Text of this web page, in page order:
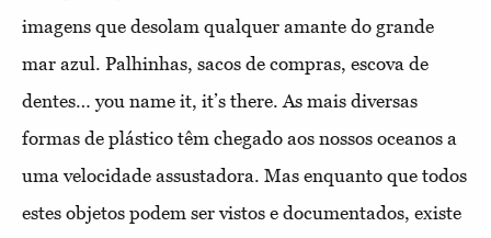
imagens que desolam qualquer amante do grande
mar azul. Palhinhas, sacos de compras, escova de
dentes… you name it, it’s there. As mais diversas
formas de plástico têm chegado aos nossos oceanos a
uma velocidade assustadora. Mas enquanto que todos
estes objetos podem ser vistos e documentados, existe